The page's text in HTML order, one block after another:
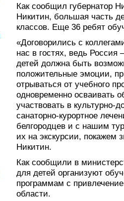
Как сообщил губернатор
Никитин, большая часть
классов. Еще 36 ребят
«Договорились с
нас в гостях, ведь
детей должна быть
положительные эмоции,
отрываться от учебного
одновременно осваивать
участвовать в культурно-
санаторно-курортное
белгородцев и с нашим
их на экскурсии, покажем
Никитин.
Как сообщили в
для детей организуют
программам с
области.